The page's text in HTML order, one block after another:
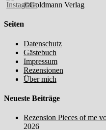
©Goldmann Verlag
Seiten
Datenschutz
Gästebuch
Impressum
Rezensionen
Über mich
Neueste Beiträge
Rezension Pieces of me
2026